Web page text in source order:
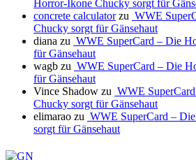
Horror-Ikone Chucky sorgt für
concrete calculatorzu WWE
Chucky sorgt für Gänsehaut
diana zu WWE SuperCard – Die
für Gänsehaut
wagb zu WWE SuperCard – Die
für Gänsehaut
Vince Shadow zu WWE
Chucky sorgt für Gänsehaut
elimarao zu WWE SuperCard –
sorgt für Gänsehaut